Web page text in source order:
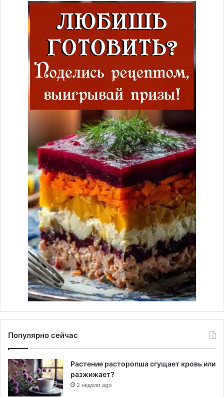
Популярно сейчас
Растение расторопша сгущает кровь или
разжижает?
2 недели ago